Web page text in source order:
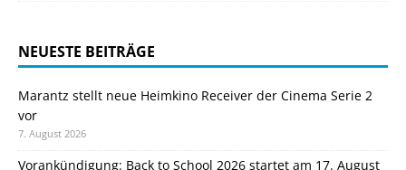
NEUESTE BEITRÄGE
Marantz stellt neue Heimkino Receiver der Cinema Serie 2
vor
7. August 2026
Vorankündigung: Back to School 2026 startet am 17. August